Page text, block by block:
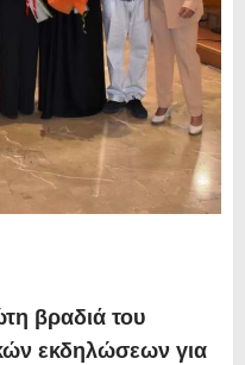
βραδιά του
εκδηλώσεων για